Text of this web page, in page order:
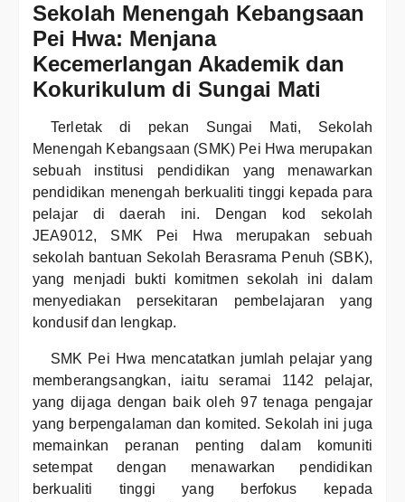
Sekolah Menengah Kebangsaan
Pei Hwa: Menjana
Kecemerlangan Akademik dan
Kokurikulum di Sungai Mati
Terletak di pekan Sungai Mati, Sekolah
Menengah Kebangsaan (SMK) Pei Hwa merupakan
sebuah institusi pendidikan yang menawarkan
pendidikan menengah berkualiti tinggi kepada para
pelajar di daerah ini. Dengan kod sekolah
JEA9012, SMK Pei Hwa merupakan sebuah
sekolah bantuan Sekolah Berasrama Penuh (SBK),
yang menjadi bukti komitmen sekolah ini dalam
menyediakan persekitaran pembelajaran yang
kondusif dan lengkap.
SMK Pei Hwa mencatatkan jumlah pelajar yang
memberangsangkan, iaitu seramai 1142 pelajar,
yang dijaga dengan baik oleh 97 tenaga pengajar
yang berpengalaman dan komited. Sekolah ini juga
memainkan peranan penting dalam komuniti
setempat dengan menawarkan pendidikan
berkualiti tinggi yang berfokus kepada